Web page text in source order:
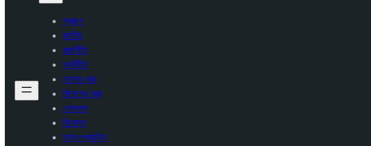
প্রচ্ছদ
জাতীয়
রাজনীতি
অর্থনীতি
দেশের খবর
বিদেশের খবর
খেলাধুলা
বিনোদন
তথ্য-প্রযুক্তি